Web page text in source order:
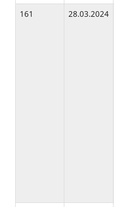
161
28.03.2024